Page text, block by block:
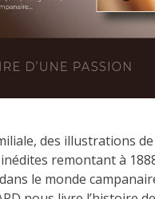
des illustrations
inédites remontant à
le monde